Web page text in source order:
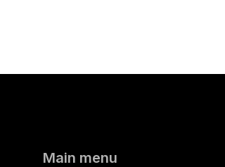
Main menu